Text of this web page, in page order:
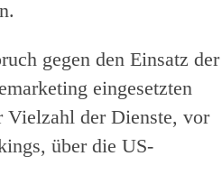
gegen den Einsatz der
eingesetzten
Vielzahl der Dienste, vor
über die US-